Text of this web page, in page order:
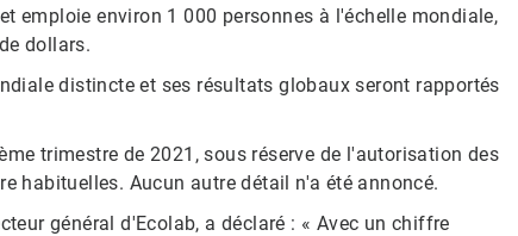
emploie environ 1 000 personnes à l'échelle mondiale,
dollars.
distincte et ses résultats globaux seront rapportés
trimestre de 2021, sous réserve de l'autorisation des
habituelles. Aucun autre détail n'a été annoncé.
général d'Ecolab, a déclaré : « Avec un chiffre